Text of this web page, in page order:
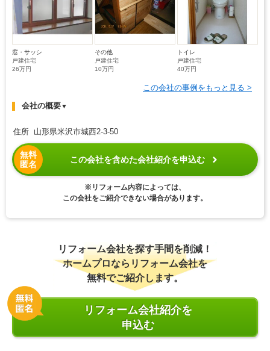
窓・サッシ
戸建住宅
26万円
その他
戸建住宅
10万円
トイレ
戸建住宅
40万円
この会社の事例をもっと見る >
会社の概要▼
住所 山形県米沢市城西2-3-50
無料
匿名
この会社を含めた会社紹介を申込む
※リフォーム内容によっては、
この会社をご紹介できない場合があります。
リフォーム会社を探す手間を削減！
ホームプロならリフォーム会社を
無料でご紹介します。
リフォーム会社紹介を
申込む